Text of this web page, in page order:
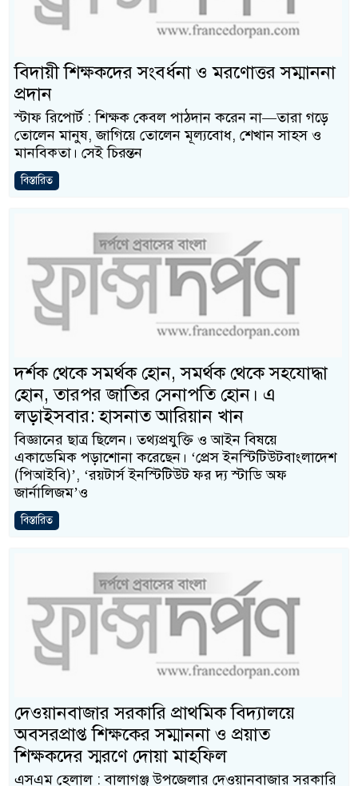
বিদায়ী শিক্ষকদের সংবর্ধনা ও মরণোত্তর সম্মাননা
প্রদান
স্টাফ রিপোর্ট : শিক্ষক কেবল পাঠদান করেন না—তারা গড়ে
তোলেন মানুষ, জাগিয়ে তোলেন মূল্যবোধ, শেখান সাহস ও
মানবিকতা। সেই চিরন্তন
বিস্তারিত
দর্শক থেকে সমর্থক হোন, সমর্থক থেকে সহযোদ্ধা
হোন, তারপর জাতির সেনাপতি হোন। এ
লড়াইসবার: হাসনাত আরিয়ান খান
বিজ্ঞানের ছাত্র ছিলেন। তথ্যপ্রযুক্তি ও আইন বিষয়ে
একাডেমিক পড়াশোনা করেছেন। ‘প্রেস ইনস্টিটিউটবাংলাদেশ
(পিআইবি)’, ‘রয়টার্স ইনস্টিটিউট ফর দ্য স্টাডি অফ
জার্নালিজম’ও
বিস্তারিত
দেওয়ানবাজার সরকারি প্রাথমিক বিদ্যালয়ে
অবসরপ্রাপ্ত শিক্ষকের সম্মাননা ও প্রয়াত
শিক্ষকদের স্মরণে দোয়া মাহফিল
এসএম হেলাল : বালাগঞ্জ উপজেলার দেওয়ানবাজার সরকারি